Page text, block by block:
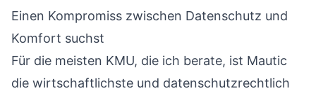
Einen Kompromiss zwischen Datenschutz und
Komfort suchst
Für die meisten KMU, die ich berate, ist Mautic
die wirtschaftlichste und datenschutzrechtlich